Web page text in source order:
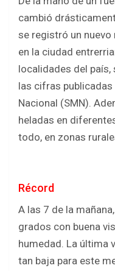
cambió
se registró un
en la ciudad
localidades del
las cifras
Nacional (SMN).
heladas en
todo, en zonas
Récord
A las 7 de la
grados con buena
humedad. La última
tan baja para este